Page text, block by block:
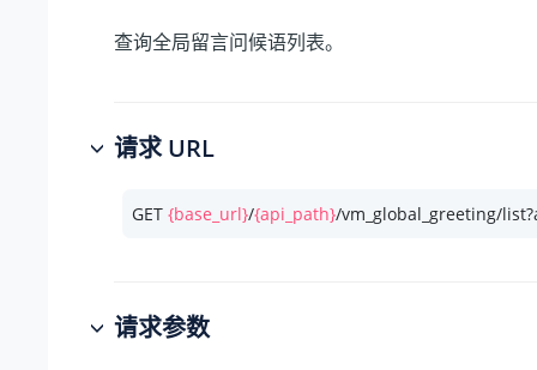
查询全局留言问候语列表。
请求 URL
GET {base_url}/{api_path}/vm_global_greeting/
请求参数